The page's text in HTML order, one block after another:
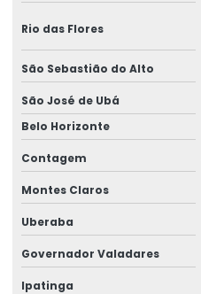
Tubo de aço redondo
Tubo quadrado
Tubo quadrado de aço
Valor perfil metálico
Rio das Flores
São Sebastião do Alto
São José de Ubá
Belo Horizonte
Contagem
Montes Claros
Uberaba
Governador Valadares
Ipatinga